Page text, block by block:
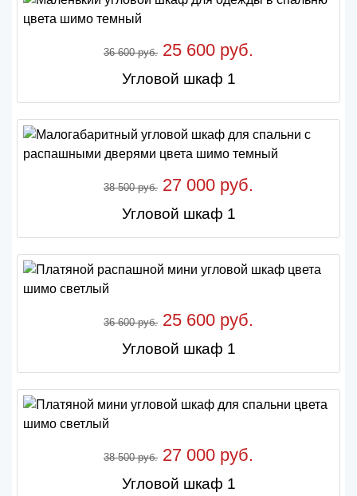
36 600 руб. 25 600 руб.
Угловой шкаф 1
38 500 руб. 27 000 руб.
Угловой шкаф 1
36 600 руб. 25 600 руб.
Угловой шкаф 1
38 500 руб. 27 000 руб.
Угловой шкаф 1